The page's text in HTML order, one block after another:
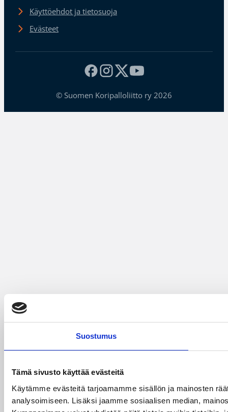
Suostumus
Tämä sivusto käyttää evästeitä
Käytämme evästeitä tarjoamamme sisällön ja mainosten
analysoimiseen. Lisäksi jaamme sosiaalisen median,
Käyttöehdot ja tietosuoja
Evästeet
© Suomen Koripalloliitto ry 2026